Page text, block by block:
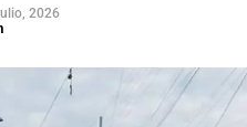
Por su parte, la presidenta
mantiene estable frente
seguro para visitantes,
durante
2026